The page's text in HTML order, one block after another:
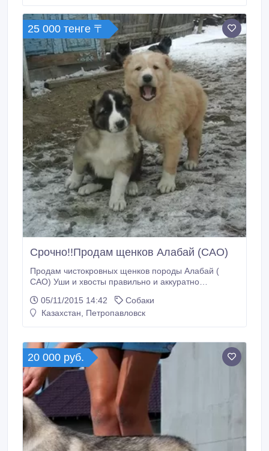
25 000 тенге 〒
Срочно!!Продам щенков Алабай (САО)
Продам чистокровных щенков породы Алабай (
САО) Уши и хвосты правильно и аккуратно
1, 5 месяца, на фото мама и щенки. Тигровая
-девочка, белый - мальчик.
05/11/2015 14:42
Собаки
Казахстан, Петропавловск
20 000 руб.